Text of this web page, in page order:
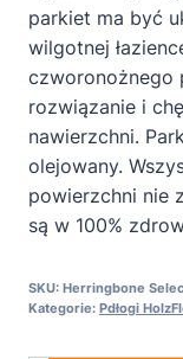
parkiet ma być
wilgotnej
czworonożnego
rozwiązanie i
nawierzchni.
olejowany.
powierzchni nie
są w 100%
SKU: Herringbone
Kategorie: Pdłogi